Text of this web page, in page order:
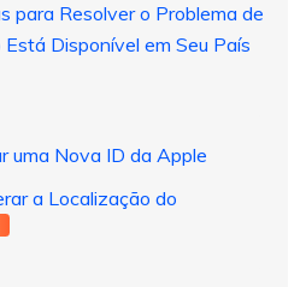
para Resolver o Problema de
Disponível em Seu País
uma Nova ID da Apple
a Localização do